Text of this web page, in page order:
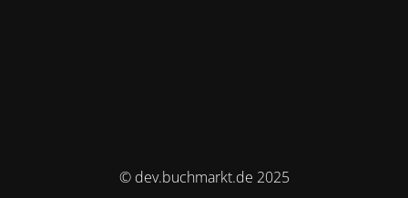
© dev.buchmarkt.de 2025